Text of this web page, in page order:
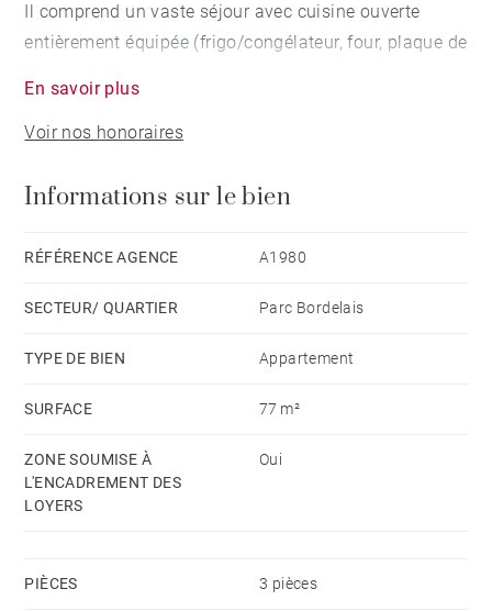
Il comprend un vaste séjour avec cuisine ouverte
entièrement équipée (frigo/congélateur, four, plaque de
terrasse de 10 m². A l'arrière, un WC, deux chambres
(10,93 m²et 10,98 m² sans placard) avec chacune sa
Atout : climatisation, 1ère mise en location, cuisine
Provision mensuelle avec régularisation annuelle : 80
€ (entretien et électricité des communs, eau froide et
Loyer TCC : 1 430 €
Loyer de référence : 877,50 € - loyer majoré : 1050 €
En savoir plus
Voir nos honoraires
Informations sur le bien
RÉFÉRENCE AGENCE A1980
SECTEUR/ QUARTIER Parc Bordelais
TYPE DE BIEN Appartement
SURFACE 77 m²
ZONE SOUMISE À
L'ENCADREMENT DES
LOYERS
Oui
PIÈCES 3 pièces